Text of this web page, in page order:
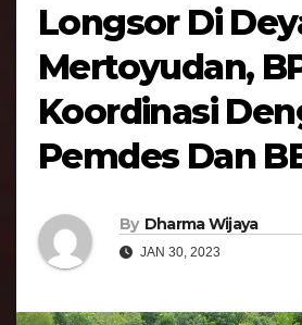
Longsor Di
Mertoyudan,
Koordinasi
Pemdes Dan
By Dharma Wijaya
JAN 30, 2023